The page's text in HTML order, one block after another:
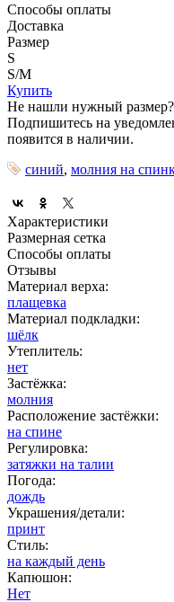
Способы оплаты
Доставка
Размер
S
S/M
Купить
Не нашли нужный размер?
Подпишитесь на
появится в наличии.
синий, молния на
Характеристики
Размерная сетка
Способы оплаты
Отзывы
Материал верха:
плащевка
Материал подкладки:
шёлк
Утеплитель:
нет
Застёжка:
молния
Расположение застёжки:
на спине
Регулировка:
затяжки на талии
Погода:
дождь
Украшения/детали:
принт
Стиль:
на каждый день
Капюшон:
Нет